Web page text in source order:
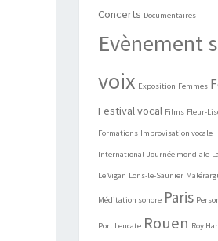
Concerts Documentaires
Evènement
voix Exposition Femmes
Festival vocal Films Fleur-
Formations Improvisation vocale
International Journée mondiale
Le Vigan Lons-le-Saunier
Méditation sonore Paris
Port Leucate Rouen Roy